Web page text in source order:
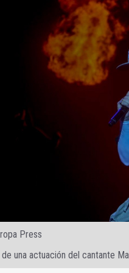
Press
una actuación del cantante